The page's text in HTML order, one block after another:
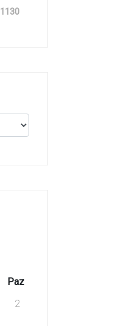
1130
Paz
2